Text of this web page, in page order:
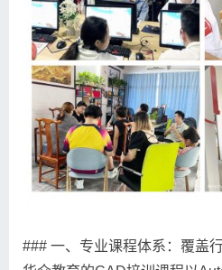
### 一、专业课程体系：覆盖